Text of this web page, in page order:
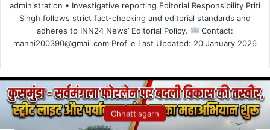
administration • Investigative reporting Editorial Responsibility Priti
Singh follows strict fact-checking and editorial standards and
adheres to INN24 News’ Editorial Policy.
Contact:
manni200390@gmail.com Profile Last Updated: 20 January 2026
Chhattisgarh